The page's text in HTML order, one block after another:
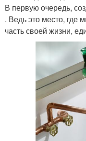
В первую очередь,
. Ведь это место,
часть своей жизни,